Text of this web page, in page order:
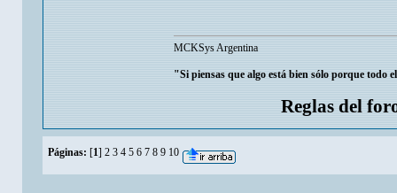
MCKSys Argentina
"Si piensas que algo está bien sólo porque todo
Reglas del
Páginas: [1] 2 3 4 5 6 7 8 9 10